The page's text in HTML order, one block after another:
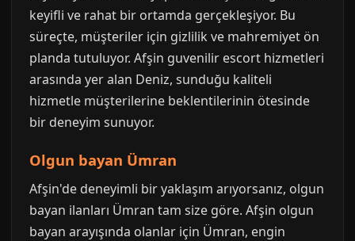
keyifli ve rahat bir ortamda gerçekleşiyor. Bu
süreçte, müşteriler için gizlilik ve mahremiyet ön
planda tutuluyor. Afşin guvenilir escort hizmetleri
arasında yer alan Deniz, sunduğu kaliteli
hizmetle müşterilerine beklentilerinin ötesinde
bir deneyim sunuyor.
Olgun bayan Ümran
Afşin'de deneyimli bir yaklaşım arıyorsanız, olgun
bayan ilanları Ümran tam size göre. Afşin olgun
bayan arayışında olanlar için Ümran, engin